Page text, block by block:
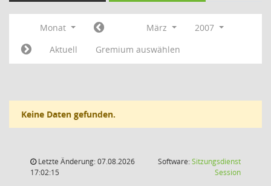
Monat März
2007
Aktuell
Gremium auswählen
Keine Daten gefunden.
Letzte Änderung: 07.08.2026
17:02:15
Software:Sitzungsdienst
Session(Wird in